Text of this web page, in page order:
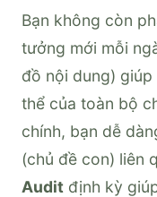
Bạn không còn
tưởng mới mỗi
đồ nội dung)
thể của toàn bộ
chính, bạn dễ
(chủ đề con) liên
Audit định kỳ